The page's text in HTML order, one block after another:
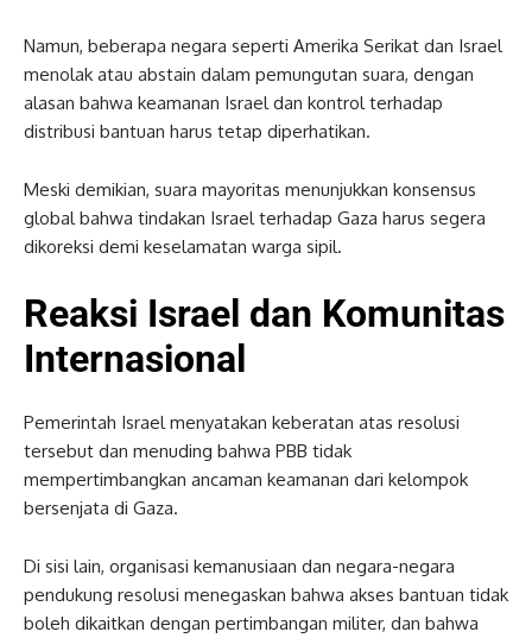
Namun, beberapa negara seperti Amerika Serikat dan Israel
menolak atau abstain dalam pemungutan suara, dengan
alasan bahwa keamanan Israel dan kontrol terhadap
distribusi bantuan harus tetap diperhatikan.
Meski demikian, suara mayoritas menunjukkan konsensus
global bahwa tindakan Israel terhadap Gaza harus segera
dikoreksi demi keselamatan warga sipil.
Reaksi Israel dan Komunitas
Internasional
Pemerintah Israel menyatakan keberatan atas resolusi
tersebut dan menuding bahwa PBB tidak
mempertimbangkan ancaman keamanan dari kelompok
bersenjata di Gaza.
Di sisi lain, organisasi kemanusiaan dan negara-negara
pendukung resolusi menegaskan bahwa akses bantuan tidak
boleh dikaitkan dengan pertimbangan militer, dan bahwa